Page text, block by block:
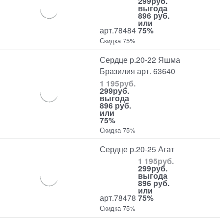
арт.78484
выгода
896 руб.
или
75%
Скидка 75%
Сердце р.20-22 Яшма
Бразилия арт. 63640
1 195руб.
299руб.
выгода
896 руб.
или
75%
Скидка 75%
Сердце р.20-25 Агат
арт.78478
1 195руб.
299руб.
выгода
896 руб.
или
75%
Скидка 75%